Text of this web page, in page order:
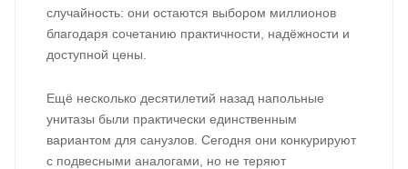
случайность: они остаются выбором миллионов
благодаря сочетанию практичности, надёжности и
доступной цены.
Ещё несколько десятилетий назад напольные
унитазы были практически единственным
вариантом для санузлов. Сегодня они конкурируют
с подвесными аналогами, но не теряют